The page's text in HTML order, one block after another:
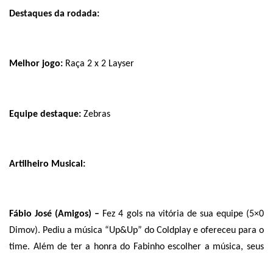
Destaques da rodada:
Melhor jogo: Raça 2 x 2 Layser
Equipe destaque: Zebras
Artilheiro Musical:
Fábio José (Amigos) – Fez 4 gols na vitória de sua equipe (5×0
Dimov). Pediu a música “Up&Up” do Coldplay e ofereceu para o
time. Além de ter a honra do Fabinho escolher a música, seus